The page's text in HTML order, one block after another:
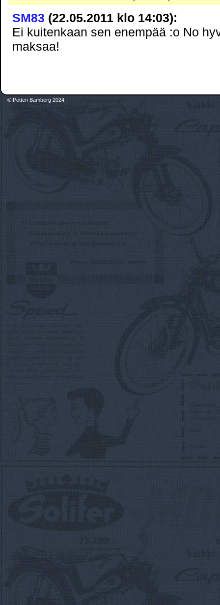
SM83 (22.05.2011 klo 14:03):
Ei kuitenkaan sen enempää :o No
maksaa!
© Petteri Bamberg 2024